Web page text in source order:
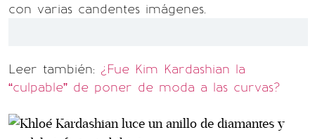
con varias candentes imágenes.
Leer también: ¿Fue Kim Kardashian la
“culpable” de poner de moda a las curvas?